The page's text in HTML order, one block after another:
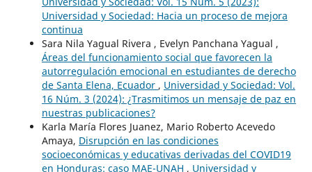
Universidad y Sociedad: Hacia un proceso de mejora
continua
Sara Nila Yagual Rivera , Evelyn Panchana Yagual ,
Áreas del funcionamiento social que favorecen la
autorregulación emocional en estudiantes de derecho
de Santa Elena, Ecuador , Universidad y Sociedad: Vol.
16 Núm. 3 (2024): ¿Trasmitimos un mensaje de paz en
nuestras publicaciones?
Karla María Flores Juanez, Mario Roberto Acevedo
Amaya, Disrupción en las condiciones
socioeconómicas y educativas derivadas del COVID19
en Honduras: caso MAE-UNAH , Universidad y